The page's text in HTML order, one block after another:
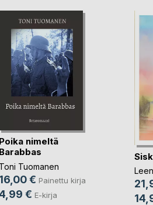
Poika nimeltä
Barabbas
Toni Tuomanen
16,00 € Painettu kirja
€ E-kirja